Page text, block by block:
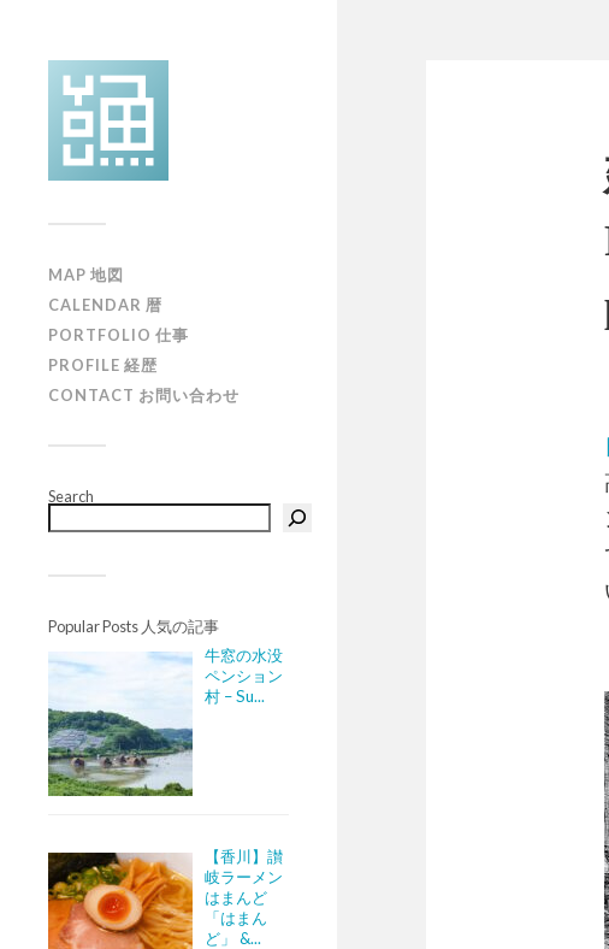
MAP 地図
CALENDAR 暦
PORTFOLIO 仕事
PROFILE 経歴
CONTACT お問い合わせ
Search
Popular Posts 人気の記事
牛窓の水没
ペンション
村 – Su...
【香川】讃
岐ラーメン
はまんど
「はまん
ど」 &...